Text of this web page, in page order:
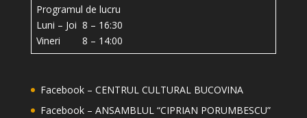
Programul de lucru
Luni – Joi 8 – 16:30
Vineri 8 – 14:00
Facebook – CENTRUL CULTURAL BUCOVINA
Facebook – ANSAMBLUL “CIPRIAN PORUMBESCU”